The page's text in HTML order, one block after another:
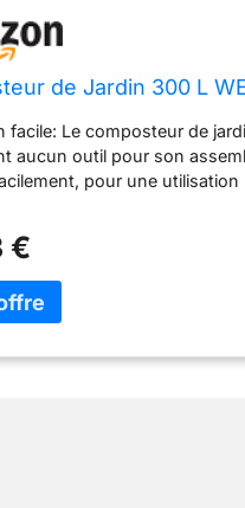
de Jardin 300 L
facile: Le composteur de
aucun outil pour son
pour une
une utilisation
parfaite Système
thermique
d'aération à la surface du
déchets Résistance
sa résistance, ce
€